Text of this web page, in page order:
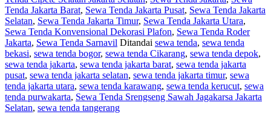
Tenda Jakarta Barat, Sewa Tenda Jakarta Pusat, Sewa Tenda Jakarta
Selatan, Sewa Tenda Jakarta Timur, Sewa Tenda Jakarta Utara,
Sewa Tenda Konvensional Dekorasi Plafon, Sewa Tenda Roder
Jakarta, Sewa Tenda Sarnavil Ditandai sewa tenda, sewa tenda
bekasi, sewa tenda bogor, sewa tenda Cikarang, sewa tenda depok,
sewa tenda jakarta, sewa tenda jakarta barat, sewa tenda jakarta
pusat, sewa tenda jakarta selatan, sewa tenda jakarta timur, sewa
tenda jakarta utara, sewa tenda karawang, sewa tenda kerucut, sewa
tenda purwakarta, Sewa Tenda Srengseng Sawah Jagakarsa Jakarta
Selatan, sewa tenda tangerang